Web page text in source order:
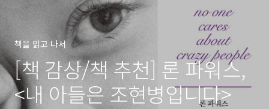
책을 읽고 나서
[책 감상/책 추천] 론 파워스,
<내 아들은 조현병입니다>